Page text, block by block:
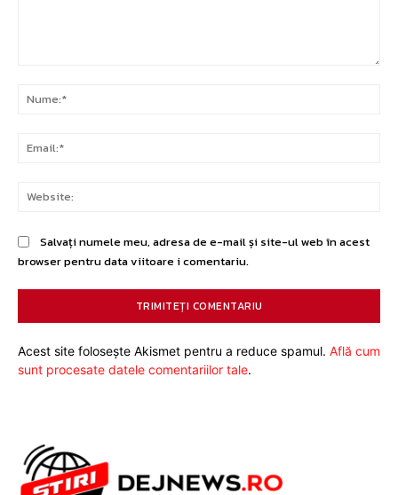
Salvați numele meu, adresa de e-mail și site-ul web în acest
browser pentru data viitoare i comentariu.
Acest site folosește Akismet pentru a reduce spamul. Află cum
sunt procesate datele comentariilor tale.